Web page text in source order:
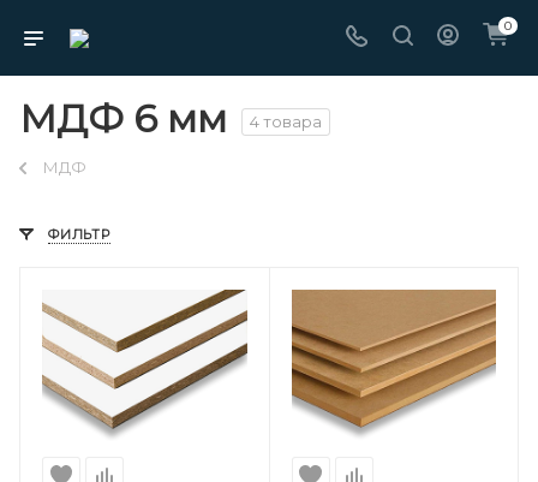
0
МДФ 6 мм 4 товара
МДФ
ФИЛЬТР